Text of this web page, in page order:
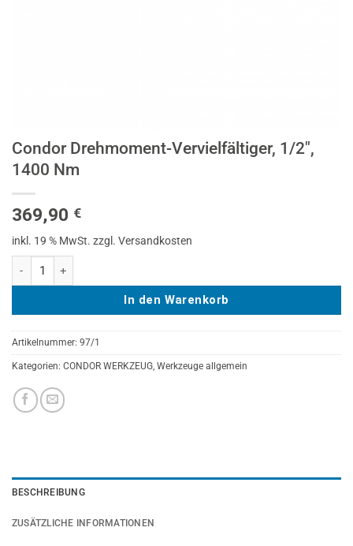
Condor Drehmoment-Vervielfältiger, 1/2″,
1400 Nm
369,90 €
inkl. 19 % MwSt. zzgl. Versandkosten
Condor Drehmoment-Vervielfältiger, 1/2", 1400 Nm Menge
In den Warenkorb
Artikelnummer: 97/1
Kategorien: CONDOR WERKZEUG, Werkzeuge allgemein
BESCHREIBUNG
ZUSÄTZLICHE INFORMATIONEN